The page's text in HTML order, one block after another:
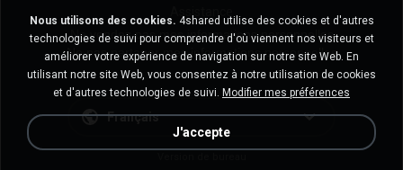
Ne vendez pas mes informations personnelles
Ne pas partager mes informations personnelles
Français
Nous utilisons des cookies. 4shared utilise des cookies et d'autres
technologies de suivi pour comprendre d'où viennent nos visiteurs et
améliorer votre expérience de navigation sur notre site Web. En
utilisant notre site Web, vous consentez à notre utilisation de cookies
et d'autres technologies de suivi. Modifier mes préférences
J'accepte